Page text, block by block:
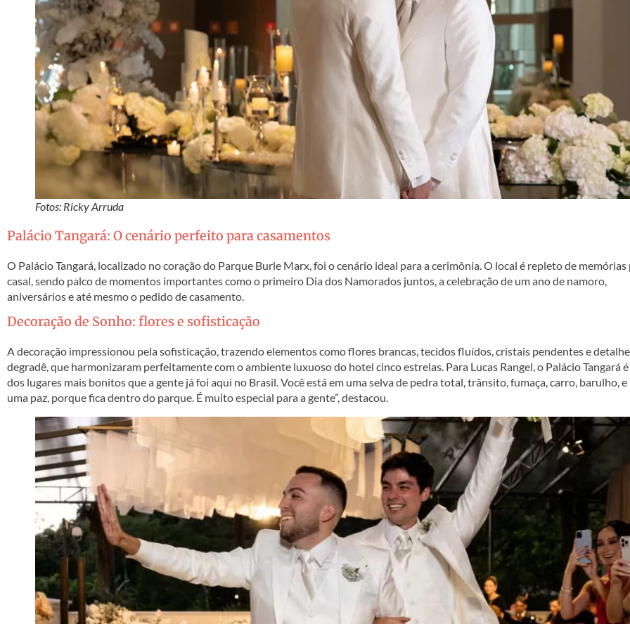
Fotos: Ricky Arruda
Palácio Tangará: O cenário perfeito para casamentos
O Palácio Tangará, localizado no coração do Parque Burle Marx, foi o cenário ideal para a cerimônia. O local é repleto de memórias
casal, sendo palco de momentos importantes como o primeiro Dia dos Namorados juntos, a celebração de um ano de namoro,
aniversários e até mesmo o pedido de casamento.
Decoração de Sonho: flores e sofisticação
A decoração impressionou pela sofisticação, trazendo elementos como flores brancas, tecidos fluídos, cristais pendentes e
degradê, que harmonizaram perfeitamente com o ambiente luxuoso do hotel cinco estrelas. Para Lucas Rangel, o Palácio Tangará é
dos lugares mais bonitos que a gente já foi aqui no Brasil. Você está em uma selva de pedra total, trânsito, fumaça, carro, barulho, e
uma paz, porque fica dentro do parque. É muito especial para a gente”, destacou.